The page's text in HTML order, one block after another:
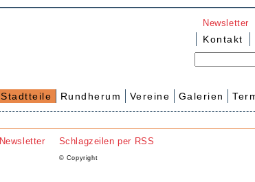
Newsletter
Kontakt
Stadtteile Rundherum Vereine Galerien
Newsletter Schlagzeilen per RSS
© Copyright